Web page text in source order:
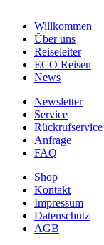
Willkommen
Über uns
Reiseleiter
ECO Reisen
News
Newsletter
Service
Rückrufservice
Anfrage
FAQ
Shop
Kontakt
Impressum
Datenschutz
AGB